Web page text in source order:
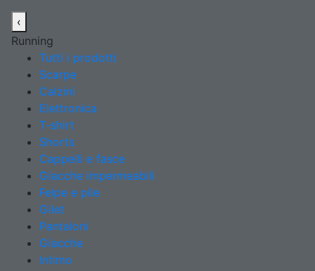
‹
Running
Tutti i prodotti
Scarpe
Calzini
Elettronica
T-shirt
Shorts
Cappelli e fasce
Giacche impermeabili
Felpe e pile
Gilet
Pantaloni
Giacche
Intimo